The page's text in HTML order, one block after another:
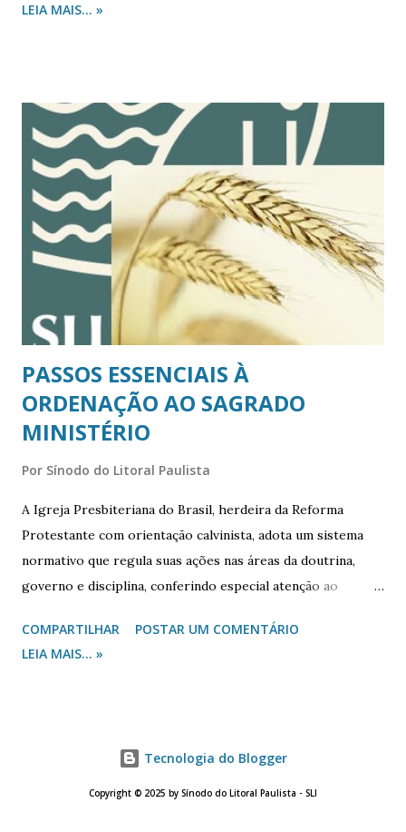
Supremo Concílio (Art. 60, da CI/IPB), cujas mesas
cargos de sua mesa diretora estejam devidamente
providos. Em caso de ausência, impedimento ou vacância, o
concílio ou sua mesa diretora deverá providenciar a
substituição ou sucessão do membro faltante. Enquanto a
ausência e o impedimento decorrem de um afastamento
temporário, a vacância resulta de um afastamento definitivo
do membro. Uma das causas de vacância nas mesas
diretoras dos presbitérios e sínodos é a divisão
(desmembramento) desses concílios,...
LEIA MAIS... »
PASSOS ESSENCIAIS À
ORDENAÇÃO AO SAGRADO
MINISTÉRIO
Por Sínodo do Litoral Paulista
A Igreja Presbiteriana do Brasil, herdeira da Reforma
Protestante com orientação calvinista, adota um sistema
normativo que regula suas ações nas áreas da doutrina,
governo e disciplina, conferindo especial atenção ao
temas eclesiásticos. João Calvino enfatiza a importância do
ministério como instrumento divino na gestão da Igreja,
homens, do qual Deus se serve para o governo da Igreja, é
o nervo motriz por meio do qual os fiéis são ligados em um
COMPARTILHAR
POSTAR UM COMENTÁRIO
LEIA MAIS... »
Tecnologia do Blogger
Copyright © 2025 by Sínodo do Litoral Paulista - SLI